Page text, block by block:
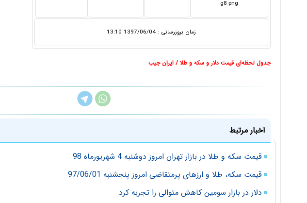
زمان بروزرسانی : 1397/06/04 13:10
جدول لحظه‌ای قیمت دلار و سکه و طلا / ایران جیب
اخبار مرتبط
قیمت سکه و طلا در بازار تهران امروز دوشنبه 4 شهریورماه 98
قیمت سکه، طلا و ارزهای پرمتقاضی امروز پنجشنبه 97/06/01
دلار در بازار سومین کاهش متوالی را تجربه کرد